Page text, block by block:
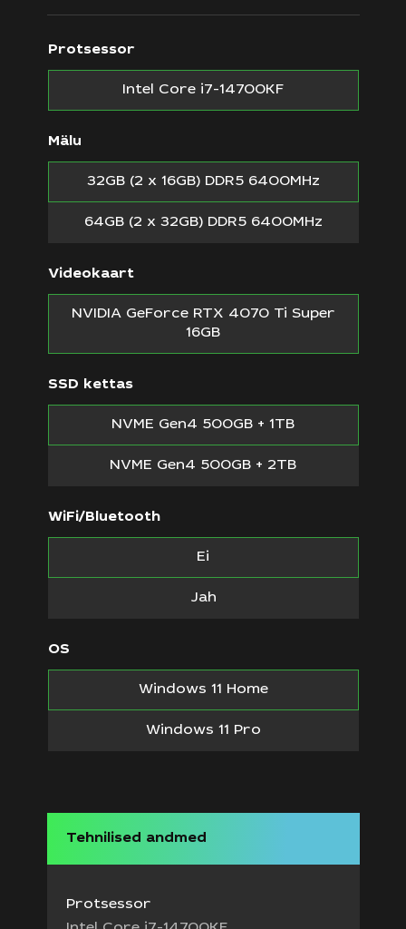
Protsessor
Intel Core i7-14700KF
Mälu
32GB (2 x 16GB) DDR5 6400MHz
64GB (2 x 32GB) DDR5 6400MHz
Videokaart
NVIDIA GeForce RTX 4070 Ti Super
16GB
SSD kettas
NVME Gen4 500GB + 1TB
NVME Gen4 500GB + 2TB
WiFi/Bluetooth
Ei
Jah
OS
Windows 11 Home
Windows 11 Pro
Tehnilised andmed
Protsessor